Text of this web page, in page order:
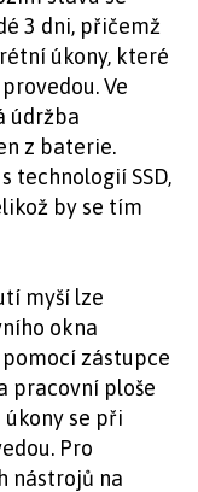
3 dni, přičemž
úkony, které
Ve
údržba
z baterie.
technologií SSD,
by se tím
myší lze
okna
zástupce
pracovní ploše
se při
Pro
nástrojů na